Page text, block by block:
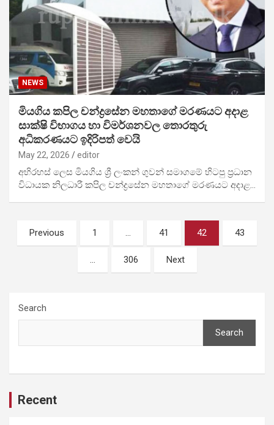
NEWS
මියගිය කපිල චන්ද්‍රසේන මහතාගේ මරණයට අදාළ
සාක්ෂි විභාගය හා විමර්ශනවල තොරතුරු
අධිකරණයට ඉදිරිපත් වෙයි
May 22, 2026 editor
අභිරහස් ලෙස මියගිය ශ්‍රී ලංකන් ගුවන් සමාගමේ හිටපු ප්‍රධාන
විධායක නිලධාරී කපිල චන්ද්‍රසේන මහතාගේ මරණයට අදාළ…
Posts
pagination
Previous 1 … 41 42 43
… 306 Next
Search
Search
Recent